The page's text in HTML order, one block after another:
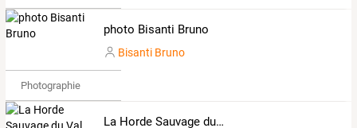
photo Bisanti Bruno
Bisanti Bruno
Photographie
La Horde Sauvage du Val de Marne